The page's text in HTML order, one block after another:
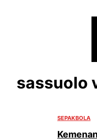
sassuolo
SEPAKBOLA